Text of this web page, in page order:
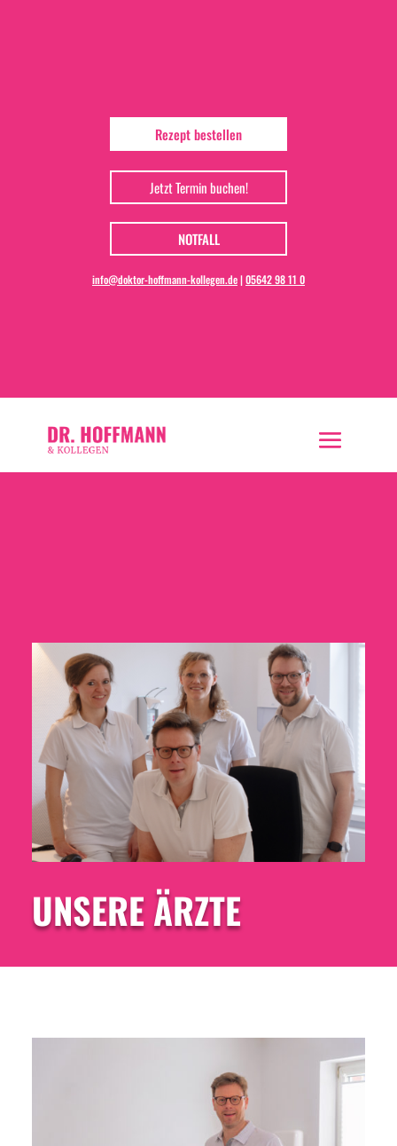
Rezept bestellen
Jetzt Termin buchen!
NOTFALL
info@doktor-hoffmann-kollegen.de|05642 98 11 0
UNSERE ÄRZTE